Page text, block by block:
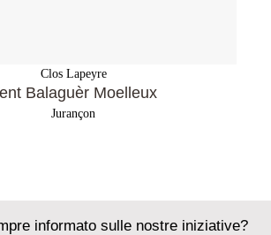
Clos Lapeyre
Balaguèr Moelleux
Jurançon
informato sulle nostre iniziative?